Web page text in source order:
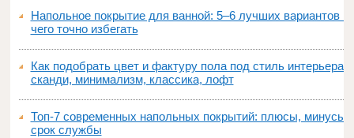
Напольное покрытие для ванной: 5–6 лучших вариантов и
чего точно избегать
Как подобрать цвет и фактуру пола под стиль интерьера:
сканди, минимализм, классика, лофт
Топ‑7 современных напольных покрытий: плюсы, минусы,
срок службы